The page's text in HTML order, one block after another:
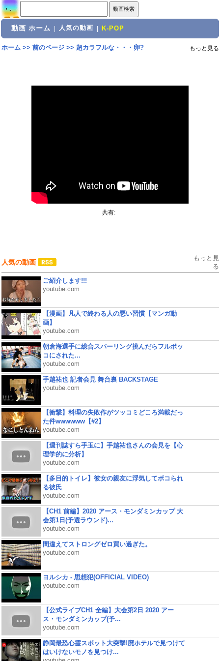
動画 ホーム 人気の動画 K-POP
ホーム>> 前のページ>> 超カラフルな・・・卵? もっと見る
共有:
人気の動画
もっと見
る
ご紹介します!!!
youtube.com
【漫画】凡人で終わる人の悪い習慣【マンガ動
画】
youtube.com
朝倉海選手に総合スパーリング挑んだらフルボッ
コにされた...
youtube.com
手越祐也 記者会見 舞台裏 BACKSTAGE
youtube.com
【衝撃】料理の失敗作がツッコミどころ満載だっ
た件wwwwww【#2】
youtube.com
【週刊誌すら手玉に】手越祐也さんの会見を【心
理学的に分析】
youtube.com
【多目的トイレ】彼女の親友に浮気してボコられ
る彼氏
youtube.com
【CH1 前編】2020 アース・モンダミンカップ 大
会第1日(予選ラウンド)...
youtube.com
間違えてストロングゼロ買い過ぎた。
youtube.com
ヨルシカ - 思想犯(OFFICIAL VIDEO)
youtube.com
【公式ライブCH1 全編】大会第2日 2020 アー
ス・モンダミンカップ(予...
youtube.com
静岡最恐心霊スポット大突撃!廃ホテルで見つけて
はいけないモノを見つけ...